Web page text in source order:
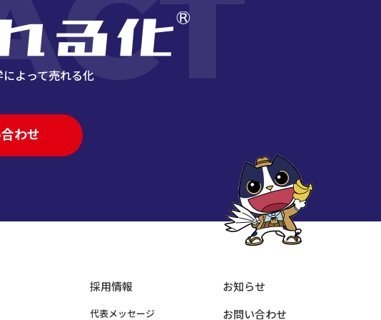
によって売れる化
わせ
採用情報
代表メッセージ
お知らせ
お問い合わせ